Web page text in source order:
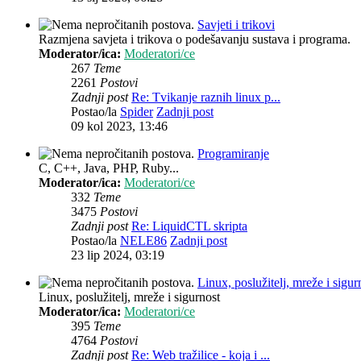
Savjeti i trikovi
Razmjena savjeta i trikova o podešavanju sustava i programa.
Moderator/ica: Moderatori/ce
267 Teme
2261 Postovi
Zadnji post Re: Tvikanje raznih linux p...
Postao/la Spider Zadnji post
09 kol 2023, 13:46
Programiranje
C, C++, Java, PHP, Ruby...
Moderator/ica: Moderatori/ce
332 Teme
3475 Postovi
Zadnji post Re: LiquidCTL skripta
Postao/la NELE86 Zadnji post
23 lip 2024, 03:19
Linux, poslužitelj, mreže i
Linux, poslužitelj, mreže i sigurnost
Moderator/ica: Moderatori/ce
395 Teme
4764 Postovi
Zadnji post Re: Web tražilice - koja i ...